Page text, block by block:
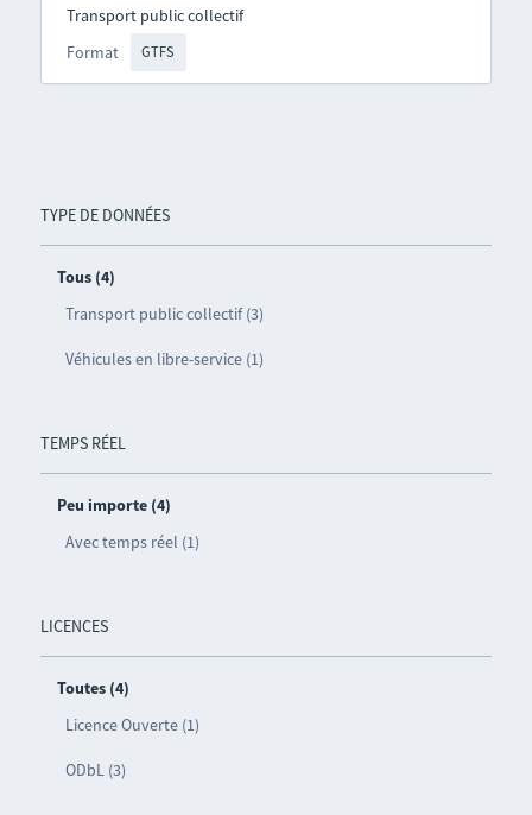
TYPE DE DONNÉES
Tous (4)
Transport public collectif (3)
Véhicules en libre-service (1)
TEMPS RÉEL
Peu importe (4)
Avec temps réel (1)
LICENCES
Toutes (4)
Licence Ouverte (1)
ODbL (3)
Format GTFS
Transport public collectif